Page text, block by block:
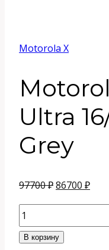
Motorola X
Ultra
Grey
97700₽
цена
97700 ₽.
86700 ₽
Количество
товара
В корзину